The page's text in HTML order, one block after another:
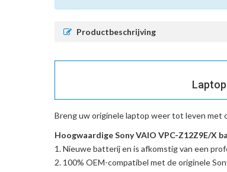
Productbeschrijving
Breng uw originele laptop weer tot leven met
Hoogwaardige Sony VAIO VPC-Z12Z9E/
Nieuwe batterij en is afkomstig van een
100% OEM-compatibel met deoriginele